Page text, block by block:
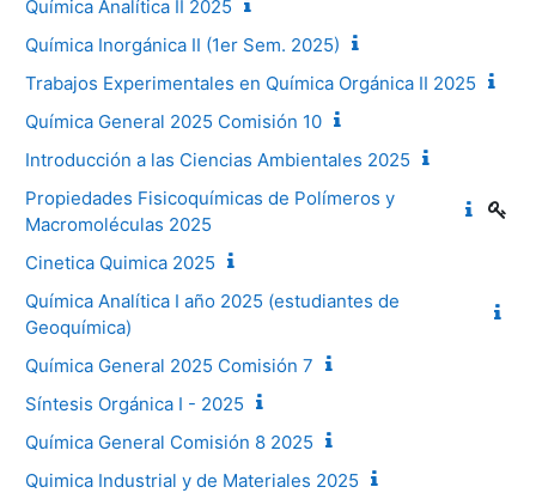
Química Analítica II 2025
Química Inorgánica II (1er Sem. 2025)
Trabajos Experimentales en Química Orgánica II 2025
Química General 2025 Comisión 10
Introducción a las Ciencias Ambientales 2025
Propiedades Fisicoquímicas de Polímeros y
Macromoléculas 2025
Cinetica Quimica 2025
Química Analítica I año 2025 (estudiantes de
Geoquímica)
Química General 2025 Comisión 7
Síntesis Orgánica I - 2025
Química General Comisión 8 2025
Quimica Industrial y de Materiales 2025